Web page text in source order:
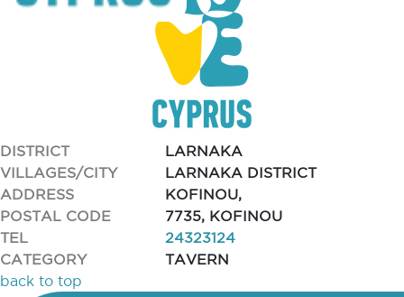
DISTRICT
LARNAKA
VILLAGES/CITY
LARNAKA DISTRICT
ADDRESS
KOFINOU,
POSTAL CODE
7735, KOFINOU
TEL
24323124
CATEGORY
TAVERN
back to top